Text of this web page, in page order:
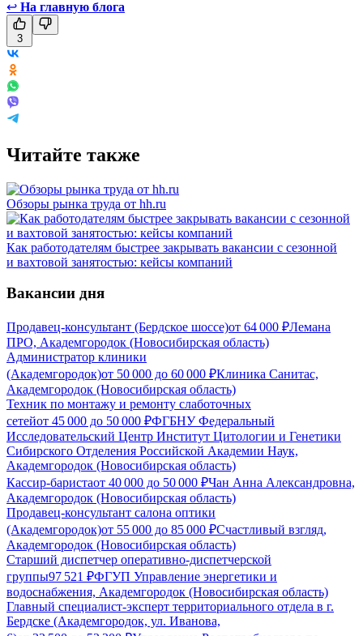
↩ На главную блога
3
Читайте также
Обзоры рынка труда от hh.ru
Как работодателям быстрее закрывать вакансии с сезонной
и вахтовой занятостью: кейсы компаний
Вакансии дня
Продавец-консультант (Бердское шоссе)от 64 000 ₽Лемана
ПРО, Академгородок (Новосибирская область)
Администратор клиники
(Академгородок)от 50 000 до 60 000 ₽Клиника Санитас,
Академгородок (Новосибирская область)
Техник по монтажу и ремонту слаботочных
сетейот 45 000 до 50 000 ₽ФГБНУ Федеральный
Исследовательский Центр Институт Цитологии и Генетики
Сибирского Отделения Российской Академии Наук,
Академгородок (Новосибирская область)
Кассир-баристаот 40 000 до 50 000 ₽Чан Анна Александровна,
Академгородок (Новосибирская область)
Продавец-консультант салона оптики
(Академгородок)от 55 000 до 85 000 ₽Счастливый взгляд,
Академгородок (Новосибирская область)
Старший диспетчер оперативно-диспетчерской
группы97 521 ₽ФГУП Управление энергетики и
водоснабжения, Академгородок (Новосибирская область)
Главный специалист-эксперт территориального отдела в г.
Бердске (Академгородок, ул. Иванова,